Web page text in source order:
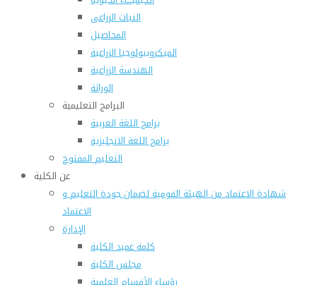
النبات الزراعى
المحاصيل
الميكروبيولوجيا الزراعية
الهندسة الزراعية
الوراثة
البرامج التعليمية
برامج اللغة العربية
برامج اللغة الانجليزية
التعليم المفتوح
عن الكلية
شهادة الاعتماد من الهيئة القومية لضمان جودة التعليم و
الاعتماد
الإدارة
كلمة عميد الكلية
مجلس الكلية